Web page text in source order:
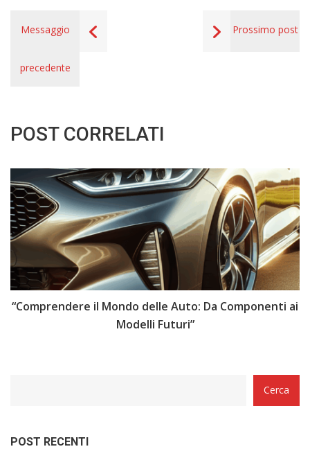
Messaggio
precedente
Prossimo post
POST CORRELATI
“Comprendere il Mondo delle Auto: Da Componenti ai
Modelli Futuri”
Cerca
POST RECENTI